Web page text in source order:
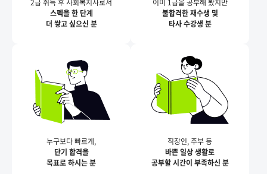
2급 취득 후 사회복지사로서
스펙을 한 단계
더 쌓고 싶으신 분
이미 1급을 공부해 봤지만
불합격한 재수생 및
타사 수강생 분
누구보다 빠르게,
단기 합격을
목표로 하시는 분
직장인, 주부 등
바쁜 일상 생활로
공부할 시간이 부족하신 분